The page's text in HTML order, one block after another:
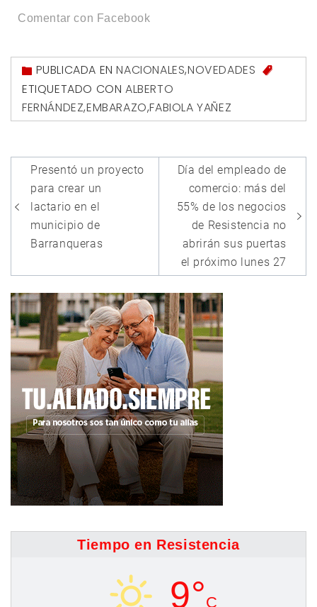
Comentar con Facebook
PUBLICADA ENNACIONALES,NOVEDADES
ETIQUETADO CON ALBERTO
FERNÁNDEZ,EMBARAZO,FABIOLA YAÑEZ
Navegación
de
entradas
Presentó un proyecto
para crear un
lactario en el
municipio de
Barranqueras
Día del empleado de
comercio: más del
55% de los negocios
de Resistencia no
abrirán sus puertas
el próximo lunes 27
Tiempo en Resistencia
9°C